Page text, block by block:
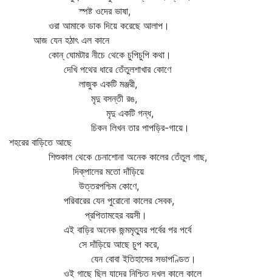
স্পষ্ট ওদের ভাষা,
ওরা আমাকে ডাক দিয়ে করেছে আলাপ।
আজ যেন হঠাৎ এল কানে
কোন্‌ ঘোমটার নীচে থেকে চুপিচুপি কথা।
দেখি পথের ধারে তেঁতুলশাখার কোণে
লাজুক একটি মঞ্জরী,
মৃদু বসন্তী রঙ,
মৃদু একটি গন্ধ,
চিকন লিখন তার পাপড়ির-গায়ে।
শহরের বাড়িতে আছে
শিশুকাল থেকে চেনাশোনা অনেক কালের তেঁতুল গাছ,
দিক্‌পালের মতো দাঁড়িয়ে
উত্তরপশ্চিম কোণে,
পরিবারের যেন পুরোনো কালের সেবক,
প্রপিতামহের বয়সী।
এই বাড়ির অনেক জন্মমৃত্যুর পর্বের পর পর্বে
সে দাঁড়িয়ে আছে চুপ করে,
যেন বোবা ইতিহাসের সভাপণ্ডিত।
ওই গাছে ছিল যাদের নিশ্চিত দখল কালে কালে